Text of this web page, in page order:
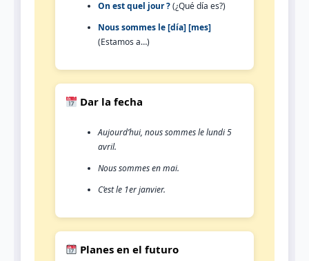
On est quel jour ?(¿Qué día es?)
Nous sommes le [día] [mes]
(Estamos a…)
Dar la fecha
Aujourd’hui, nous sommes le lundi 5
avril.
Nous sommes en mai.
C’est le 1er janvier.
Planes en el futuro